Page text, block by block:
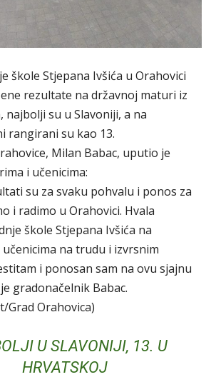
škole Stjepana Ivšića u Orahovici
rezultate na državnoj maturi iz
najbolji su u Slavoniji, a na
rangirani su kao 13.
Milan Babac, uputio je
i učenicima:
su za svaku pohvalu i ponos za
i radimo u Orahovici. Hvala
škole Stjepana Ivšića na
na trudu i izvrsnim
i ponosan sam na ovu sjajnu
gradonačelnik Babac.
Grad Orahovica)
U SLAVONIJI, 13. U
HRVATSKOJ